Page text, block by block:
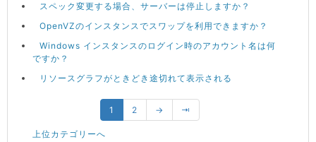
スペック変更する場合、サーバーは停止しますか？
OpenVZのインスタンスでスワップを利用できますか？
Windows インスタンスのログイン時のアカウント名は何
ですか？
リソースグラフがときどき途切れて表示される
1 2 → ⇥
上位カテゴリーへ